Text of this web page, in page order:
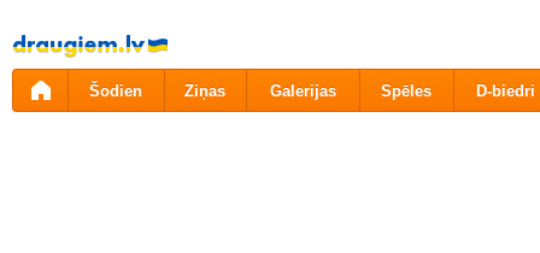
Pāriet
uz
saturu
Šodien Ziņas Galerijas Spēles D-biedri